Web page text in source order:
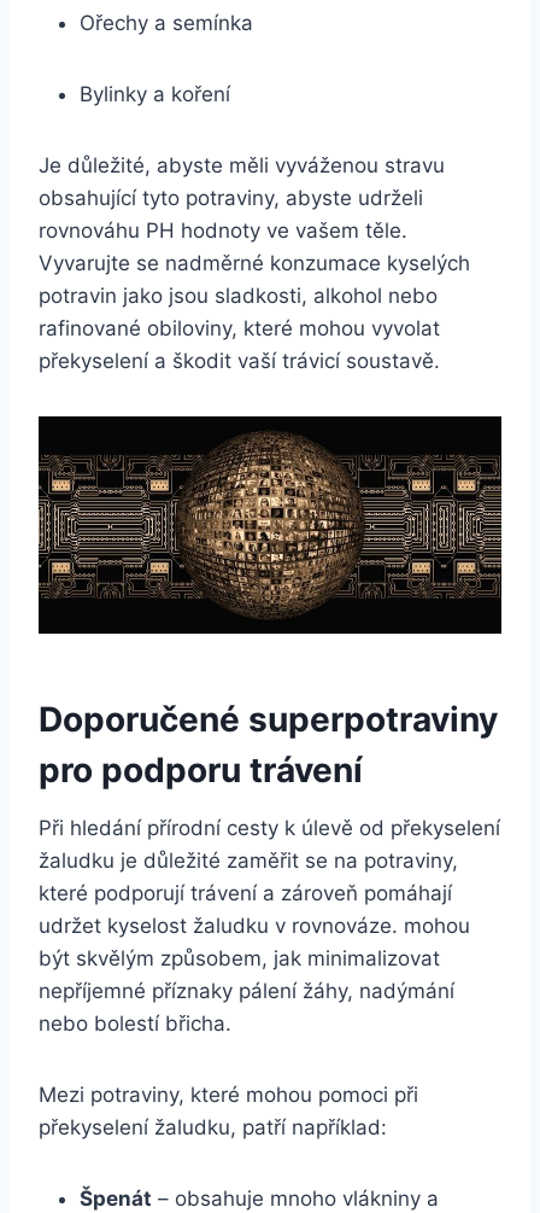
Ořechy a semínka
Bylinky a koření
Je důležité, abyste měli vyváženou stravu
obsahující tyto potraviny, abyste udrželi
rovnováhu PH hodnoty ve vašem těle.
Vyvarujte se nadměrné konzumace kyselých
potravin jako jsou sladkosti, alkohol nebo
rafinované obiloviny, které mohou vyvolat
překyselení a škodit vaší trávicí soustavě.
Doporučené superpotraviny
pro podporu trávení
Při hledání přírodní cesty k úlevě od překyselení
žaludku je důležité zaměřit se na potraviny,
které podporují trávení a zároveň pomáhají
udržet kyselost žaludku v rovnováze. mohou
být skvělým způsobem, jak minimalizovat
nepříjemné příznaky pálení žáhy, nadýmání
nebo bolestí břicha.
Mezi potraviny, které mohou pomoci při
překyselení žaludku, patří například:
Špenát – obsahuje mnoho vlákniny a